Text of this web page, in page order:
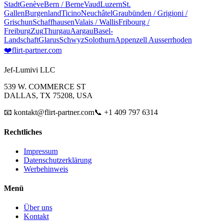
StadtGenèveBern / BerneVaudLuzernSt.
GallenBurgenlandTicinoNeuchâtelGraubünden / Grigioni /
GrischunSchaffhausenValais / WallisFribourg /
FreiburgZugThurgauAargauBasel-
LandschaftGlarusSchwyzSolothurnAppenzell Ausserrhoden
❤️flirt-partner.com
Jef-Lumivi LLC
539 W. COMMERCE ST
DALLAS, TX 75208, USA
📧 kontakt@flirt-partner.com📞 +1 409 797 6314
Rechtliches
Impressum
Datenschutzerklärung
Werbehinweis
Menü
Über uns
Kontakt